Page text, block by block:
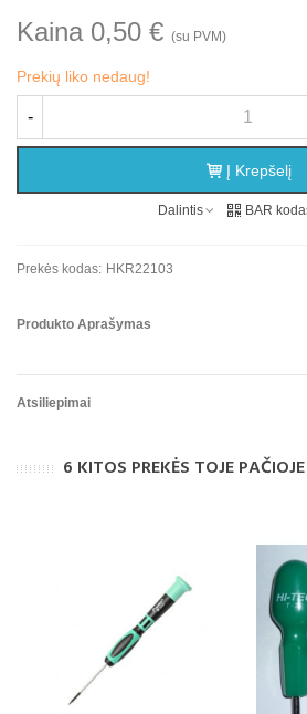
Kaina 0,50 € (su PVM)
Prekių liko nedaug!
-
Į Krepšelį
Dalintis BAR
Prekės kodas: HKR22103
Produkto Aprašymas
Atsiliepimai
6 KITOS PREKĖS TOJE